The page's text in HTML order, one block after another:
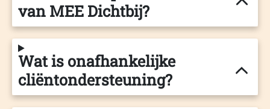
van MEE Dichtbij?
Wat is onafhankelijke
cliëntondersteuning?